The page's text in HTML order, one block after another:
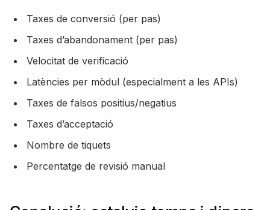
Taxes de conversió (per pas)
Taxes d’abandonament (per pas)
Velocitat de verificació
Latències per mòdul (especialment a les APIs)
Taxes de falsos positius/negatius
Taxes d’acceptació
Nombre de tiquets
Percentatge de revisió manual